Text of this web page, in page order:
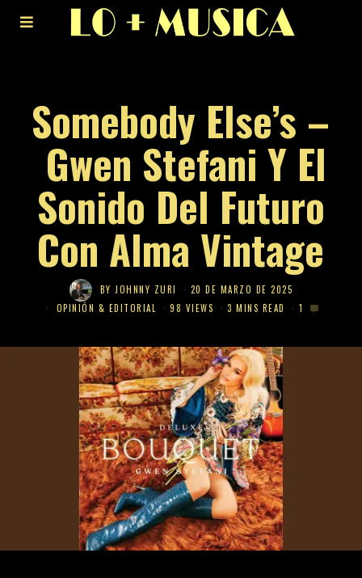
Somebody Else’s –
Gwen Stefani Y El
Sonido Del Futuro
Con Alma Vintage
BYJOHNNY ZURI
20 DE MARZO DE 2025
OPINIÓN & EDITORIAL
98 VIEWS 3 MINS READ 1